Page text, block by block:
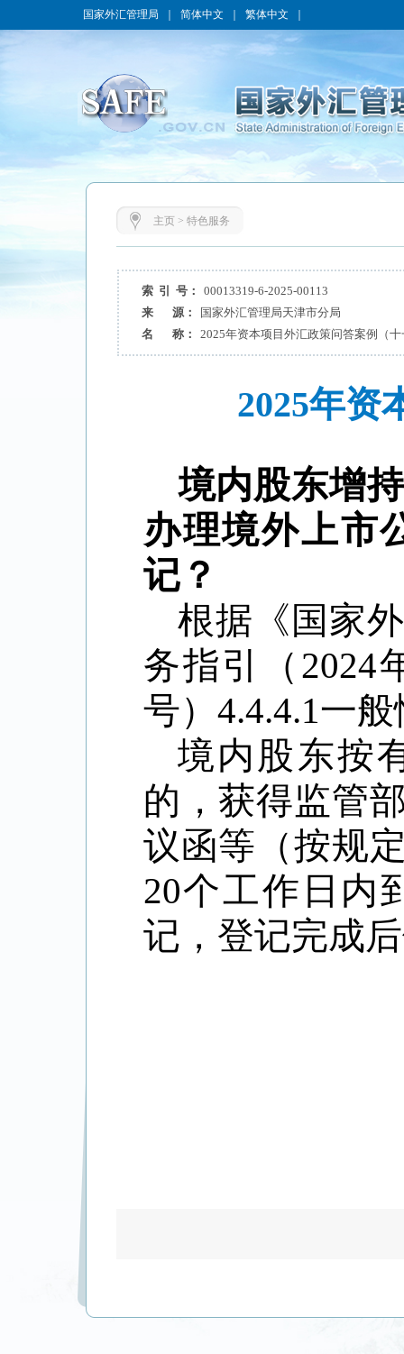
国家外汇管理局 简体中文 繁体中文
主页> 特色服务
索 引 号：
00013319-6-2025-00113
来 源：
国家外汇管理局天津市分局
名 称：
2025年资本项目外汇政策问答案例（十
2025年资
境内股东增
办理境外上市
记？
根据《国家
务指引（ 2024
号） 4.4.4.1一
境内股东按
的，获得监管
议函等（按规
20个工作日内
记，登记完成